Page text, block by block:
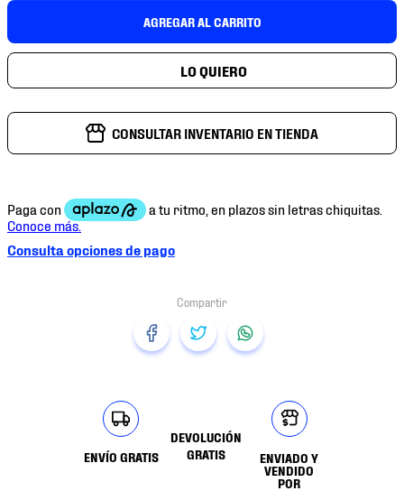
AGREGAR AL CARRITO
CONSULTAR INVENTARIO EN TIENDA
Consulta opciones de pago
ENVÍO GRATIS
DEVOLUCIÓN
GRATIS
ENVIADO Y
VENDIDO
POR
8.
mochilas